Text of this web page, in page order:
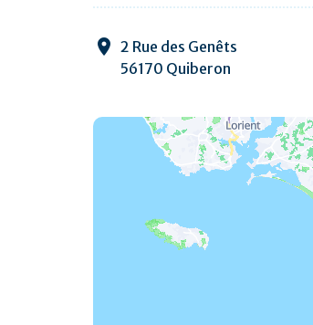
2 Rue des Genêts
56170 Quiberon